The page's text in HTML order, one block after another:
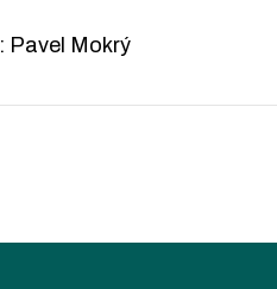
Pavel Mokrý